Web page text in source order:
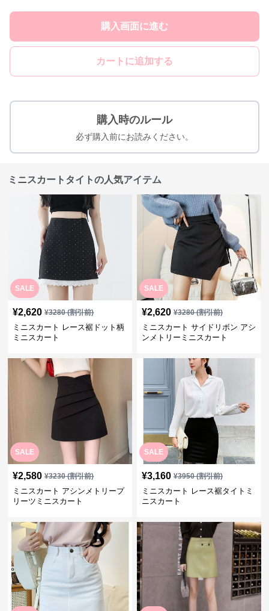
購入画面に進む
カートに追加する
購入時のルール
必ず購入前にお読みください。
ミニスカートタイトの人気アイテム
SALE
¥2,620 ¥3280(割引前)
ミニスカート レース裾ドット柄
ミニスカート
SALE
¥2,620 ¥3280(割引前)
ミニスカート サイドリボン アシ
ンメトリーミニスカート
SALE
¥2,580 ¥3230(割引前)
ミニスカート アシンメトリープ
リーツミニスカート
SALE
¥3,160 ¥3950(割引前)
ミニスカート レース裾タイトミ
ニスカート